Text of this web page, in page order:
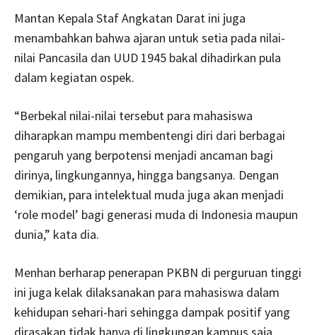
Mantan Kepala Staf Angkatan Darat ini juga
menambahkan bahwa ajaran untuk setia pada nilai-
nilai Pancasila dan UUD 1945 bakal dihadirkan pula
dalam kegiatan ospek.
“Berbekal nilai-nilai tersebut para mahasiswa
diharapkan mampu membentengi diri dari berbagai
pengaruh yang berpotensi menjadi ancaman bagi
dirinya, lingkungannya, hingga bangsanya. Dengan
demikian, para intelektual muda juga akan menjadi
‘role model’ bagi generasi muda di Indonesia maupun
dunia,” kata dia.
Menhan berharap penerapan PKBN di perguruan tinggi
ini juga kelak dilaksanakan para mahasiswa dalam
kehidupan sehari-hari sehingga dampak positif yang
dirasakan tidak hanya di lingkungan kampus saja.